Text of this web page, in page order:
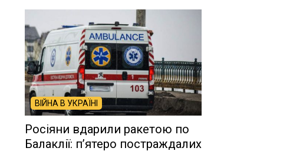
ВІЙНА В УКРАЇНІ
Росіяни вдарили ракетою по
Балаклії: п’ятеро постраждалих